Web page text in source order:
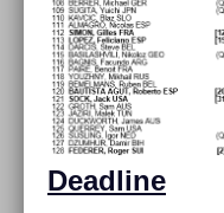
De­ad­line